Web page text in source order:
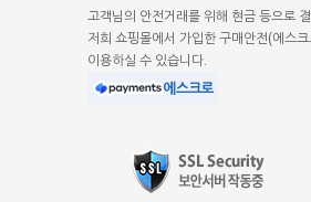
고객님의 안전거래를 위해 현금 등으로
저희 쇼핑몰에서 가입한 구매안전(에스
이용하실 수 있습니다.